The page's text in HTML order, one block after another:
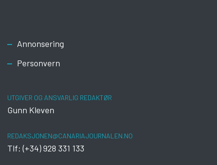
Footer
Annonsering
Personvern
UTGIVER OG ANSVARLIG REDAKTØR
Gunn Kleven
REDAKSJONEN@CANARIAJOURNALEN.NO
Tlf: (+34) 928 331 133